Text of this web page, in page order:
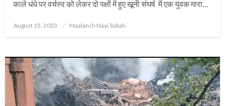
काले धंधे पर वर्चस्व को लेकर दो पक्षों में हुए खूनी संघर्ष में एक युवक मारा…
Posted
August 15, 2023 Maalanch Nayi Subah